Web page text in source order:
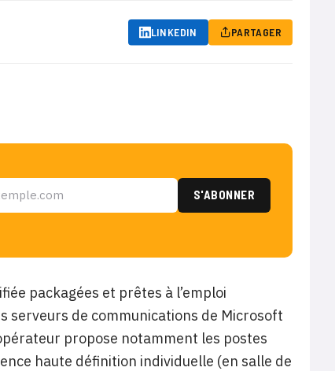
LINKEDIN PARTAGER
packagées et prêtes à l’emploi
serveurs de communications de Microsoft
propose notamment les postes
haute définition individuelle (en salle de